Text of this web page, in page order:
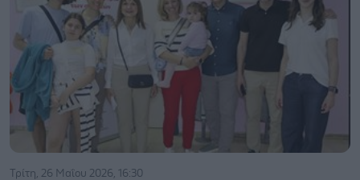
Τρίτη, 26 Μαΐου 2026, 16:30